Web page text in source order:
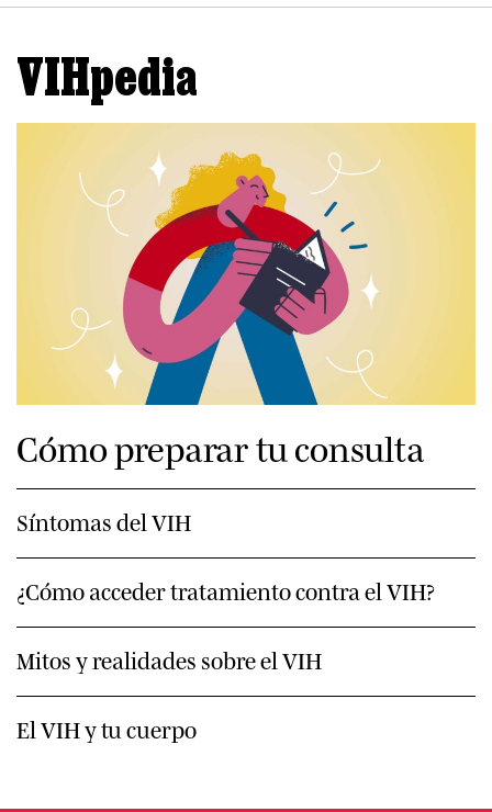
VIHpedia
Cómo preparar tu consulta
Síntomas del VIH
¿Cómo acceder tratamiento contra el VIH?
Mitos y realidades sobre el VIH
El VIH y tu cuerpo